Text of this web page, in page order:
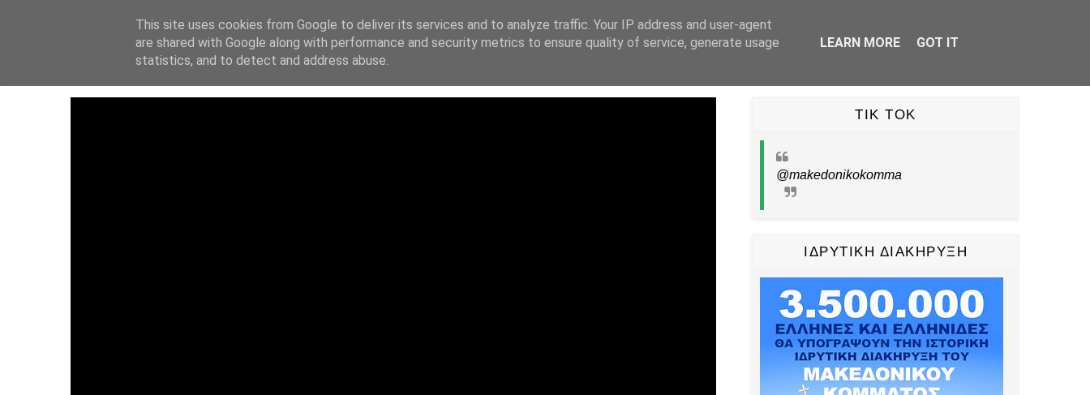
ΑΡΧΙΚΗ ΙΔΡΥΤΙΚΗ ΔΙΑΚΗΡΥΞΗ FACEBOOK X INSTAGRAM YOUTUBE TIKTOK PINTEREST ΕΠΙΚΟΙΝΩΝΙΑ
TIK TOK
@makedonikokomma
ΙΔΡΥΤΙΚΗ ΔΙΑΚΗΡΥΞΗ
This site uses cookies from Google to deliver its services and to analyze traffic. Your IP address and user-agent
are shared with Google along with performance and security metrics to ensure quality of service, generate usage
statistics, and to detect and address abuse.
LEARN MORE GOT IT